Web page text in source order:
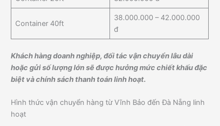
Container 40ft
38.000.000 – 42.000.000
đ
Khách hàng doanh nghiệp, đối tác vận chuyển lâu dài
hoặc gửi số lượng lớn sẽ được hưởng mức chiết khấu đặc
biệt và chính sách thanh toán linh hoạt.
Hình thức vận chuyển hàng từ Vĩnh Bảo đến Đà Nẵng linh
hoạt